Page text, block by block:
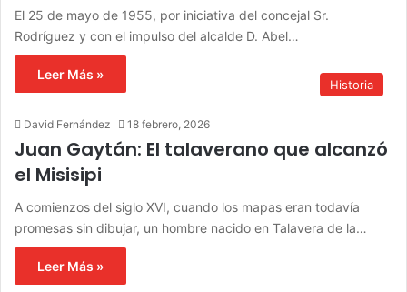
El 25 de mayo de 1955, por iniciativa del concejal Sr.
Rodríguez y con el impulso del alcalde D. Abel…
Leer Más »
Historia
David Fernández 18 febrero, 2026
Juan Gaytán: El talaverano que alcanzó
el Misisipi
A comienzos del siglo XVI, cuando los mapas eran todavía
promesas sin dibujar, un hombre nacido en Talavera de la…
Leer Más »